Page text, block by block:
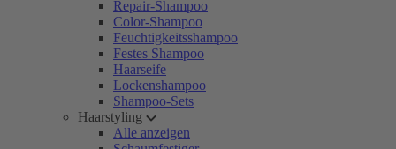
Repair-Shampoo
Color-Shampoo
Feuchtigkeitsshampoo
Festes Shampoo
Haarseife
Lockenshampoo
Shampoo-Sets
Haarstyling
Alle anzeigen